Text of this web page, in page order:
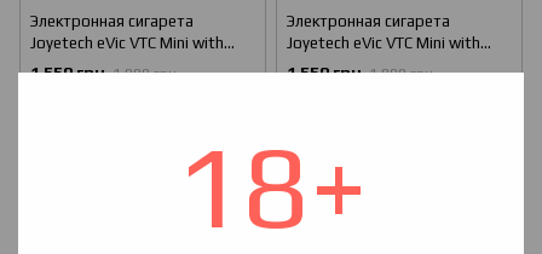
18+
Электронная сигарета
Joyetech eVic VTC Mini with
CUBIS. Starter Kit (Оригинал)
1 550 грн 1 800 грн
Электронная сигарета
Joyetech eVic VTC Mini with
TRON S. Starter Kit Original
1 550 грн 1 800 грн